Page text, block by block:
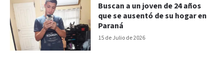
15 de Julio de 2026
Buscan a un joven de 24 años
que se ausentó de su hogar en
Paraná